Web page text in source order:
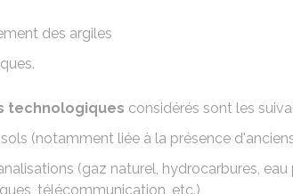
des argiles
technologiques considérés sont les
(notamment liée à la présence
(gaz naturel, hydrocarbures, eau
télécommunication, etc.)